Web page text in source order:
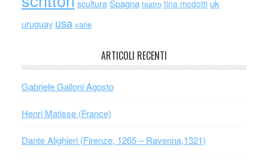
scultura Spagna teatro tina modotti uk
uruguay usa varie
ARTICOLI RECENTI
Gabriele Galloni Agosto
Henri Matisse (France)
Dante Alighieri (Firenze, 1265 – Ravenna,1321)